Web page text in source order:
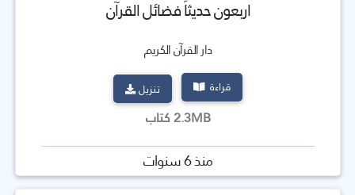
اربعون حديثاً فضائل القرآن
دار القرآن الكريم
قراءة تنزيل
2.3MB كتاب
منذ 6 سنوات